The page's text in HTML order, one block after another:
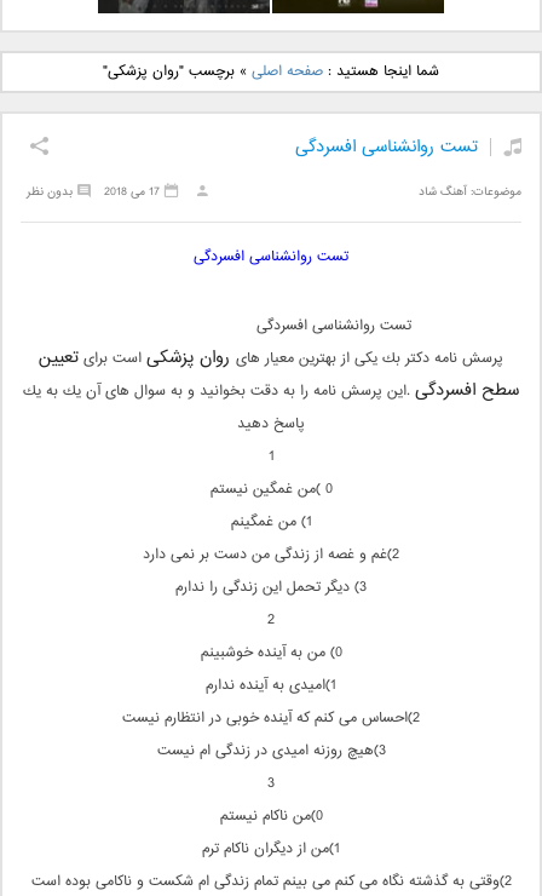
دانلود آهنگ جدید بهنام
بانی بنام قرص قمر 2
دانلود آهنگ جدید علی
یاسینی بنام دورترین نزدیک
شما اینجا هستید :صفحه اصلی »برچسب "روان پزشكی"
تست روانشناسی افسردگی
موضوعات:آهنگ شاد بدون نظر 17 می 2018
تست روانشناسی افسردگی
تست روانشناسی افسردگی
پرسش نامه دكتر بك یكی از بهترین معیار های روان پزشكیاست برایتعیین
سطح افسردگی.این پرسش نامه را به دقت بخوانید و به سوال های آن یك به یك
پاسخ دهید
1
0 )من غمگین نیستم
1) من غمگینم
2)غم و غصه از زندگی من دست بر نمی دارد
3) دیگر تحمل این زندگی را ندارم
2
0) من به آینده خوشبینم
1)امیدی به آینده ندارم
2)احساس می كنم كه آینده خوبی در انتظارم نیست
3)هیچ روزنه امیدی در زندگی ام نیست
3
0)من ناكام نیستم
1)من از دیگران ناكام ترم
2)وقتی به گذشته نگاه می كنم می بینم تمام زندگی ام شكست و ناكامی بوده است